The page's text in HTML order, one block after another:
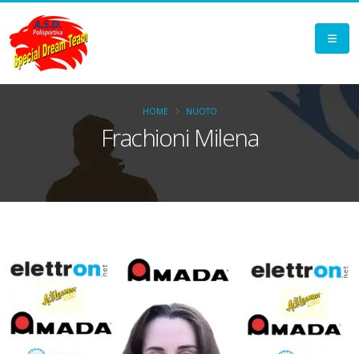
Frachioni Milena
HOME NUOTO